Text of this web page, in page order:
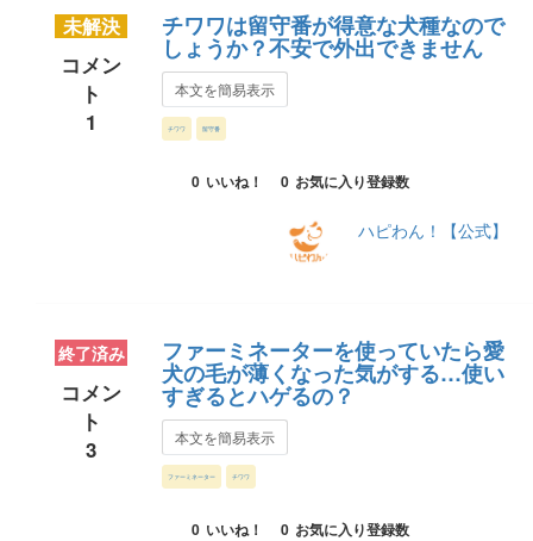
未解決
コメン
ト
1
チワワは留守番が得意な犬種なので
しょうか？不安で外出できません
本文を簡易表示
チワワ 留守番
0 いいね！ 0 お気に入り登録数
ハピわん！【公式】
終了済み
コメン
ト
3
ファーミネーターを使っていたら愛
犬の毛が薄くなった気がする…使い
すぎるとハゲるの？
本文を簡易表示
ファーミネーター チワワ
0 いいね！ 0 お気に入り登録数